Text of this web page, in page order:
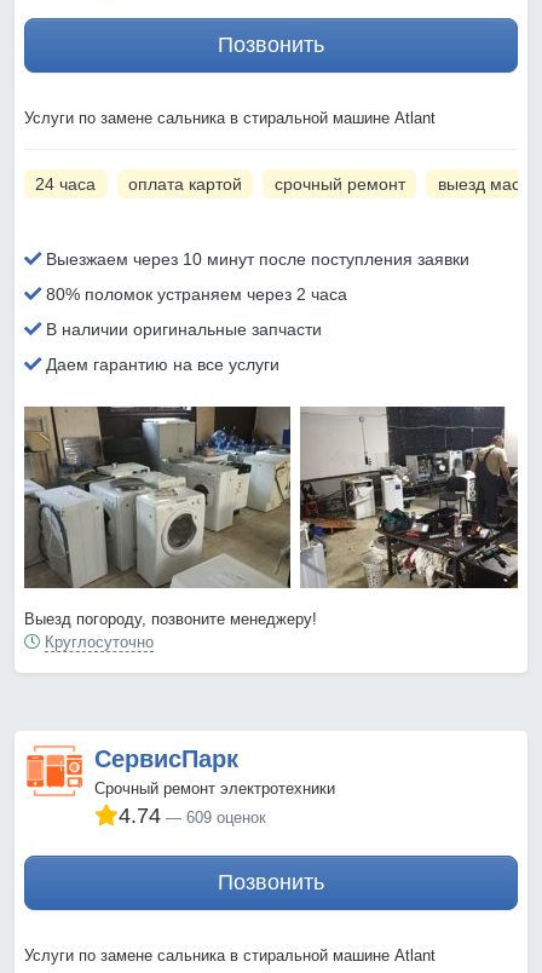
Позвонить
Услуги по замене сальника в стиральной машине Atlant
24 часа оплата картой срочный ремонт выезд
Выезжаем через 10 минут после поступления заявки
80% поломок устраняем через 2 часа
В наличии оригинальные запчасти
Даем гарантию на все услуги
Выезд погороду, позвоните менеджеру!
Круглосуточно
СервисПарк
Срочный ремонт электротехники
4.74 609 оценок
Позвонить
Услуги по замене сальника в стиральной машине Atlant